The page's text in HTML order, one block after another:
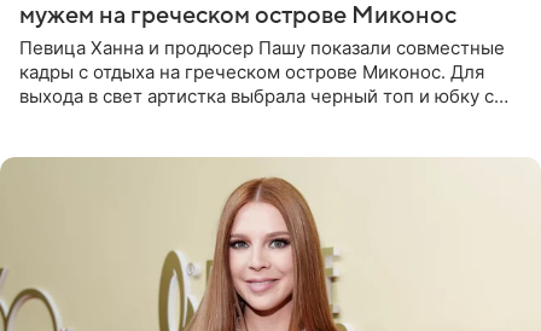
мужем на греческом острове Миконос
Певица Ханна и продюсер Пашу показали совместные
кадры с отдыха на греческом острове Миконос. Для
выхода в свет артистка выбрала черный топ и юбку с